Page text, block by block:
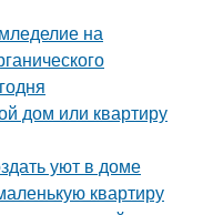
на
дом или квартиру
уют в доме
квартиру